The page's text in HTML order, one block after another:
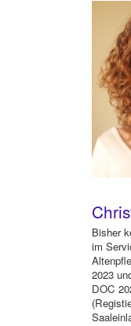
Bisher
im
2023
DOC